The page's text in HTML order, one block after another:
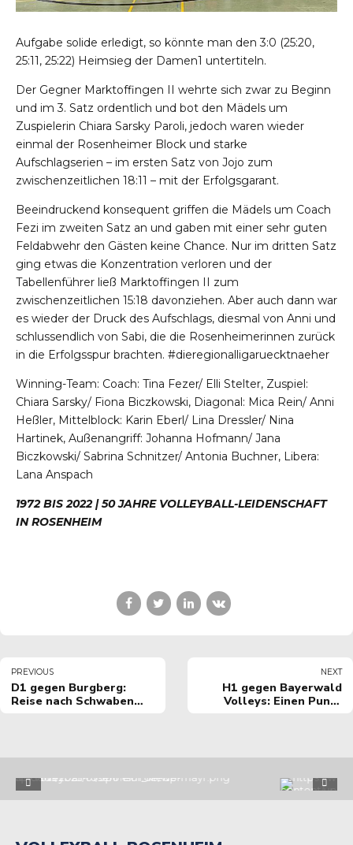
Aufgabe solide erledigt, so könnte man den 3:0 (25:20,
25:11, 25:22) Heimsieg der Damen1 untertiteln.
Der Gegner Marktoffingen II wehrte sich zwar zu Beginn
und im 3. Satz ordentlich und bot den Mädels um
Zuspielerin Chiara Sarsky Paroli, jedoch waren wieder
einmal der Rosenheimer Block und starke
Aufschlagserien – im ersten Satz von Jojo zum
zwischenzeitlichen 18:11 – mit der Erfolgsgarant.
Beeindruckend konsequent griffen die Mädels um Coach
Fezi im zweiten Satz an und gaben mit einer sehr guten
Feldabwehr den Gästen keine Chance. Nur im dritten Satz
ging etwas die Konzentration verloren und der
Tabellenführer ließ Marktoffingen II zum
zwischenzeitlichen 15:18 davonziehen. Aber auch dann war
es wieder der Druck des Aufschlags, diesmal von Anni und
schlussendlich von Sabi, die die Rosenheimerinnen zurück
in die Erfolgsspur brachten. #dieregionalligaruecktnaeher
Winning-Team: Coach: Tina Fezer/ Elli Stelter, Zuspiel:
Chiara Sarsky/ Fiona Biczkowski, Diagonal: Mica Rein/ Anni
Heßler, Mittelblock: Karin Eberl/ Lina Dressler/ Nina
Hartinek, Außenangriff: Johanna Hofmann/ Jana
Biczkowski/ Sabrina Schnitzer/ Antonia Buchner, Libera:
Lana Anspach
1972 BIS 2022 | 50 JAHRE VOLLEYBALL-LEIDENSCHAFT
INROSENHEIM
PREVIOUS
D1 gegen Burgberg:
Reise nach Schwaben
NEXT
H1 gegen Bayerwald
Volleys: Einen Punkt